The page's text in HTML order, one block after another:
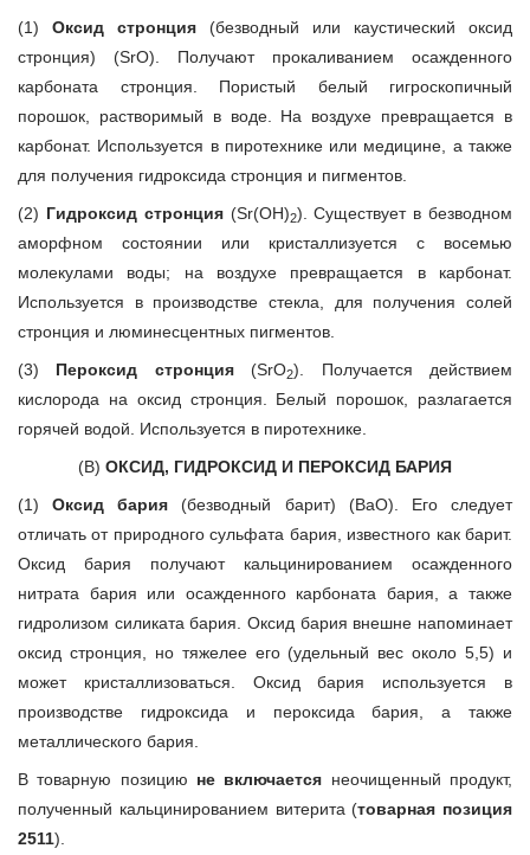
(1) Оксид стронция (безводный или каустический оксид
стронция) (SrO). Получают прокаливанием осажденного
карбоната стронция. Пористый белый гигроскопичный
порошок, растворимый в воде. На воздухе превращается в
карбонат. Используется в пиротехнике или медицине, а также
для получения гидроксида стронция и пигментов.
(2) Гидроксид стронция (Sr(OH)2). Существует в безводном
аморфном состоянии или кристаллизуется с восемью
молекулами воды; на воздухе превращается в карбонат.
Используется в производстве стекла, для получения солей
стронция и люминесцентных пигментов.
(3) Пероксид стронция (SrO2). Получается действием
кислорода на оксид стронция. Белый порошок, разлагается
горячей водой. Используется в пиротехнике.
(В) ОКСИД, ГИДРОКСИД И ПЕРОКСИД БАРИЯ
(1)Оксид бария (безводный барит) (ВаО). Его следует
отличать от природного сульфата бария, известного как барит.
Оксид бария получают кальцинированием осажденного
нитрата бария или осажденного карбоната бария, а также
гидролизом силиката бария. Оксид бария внешне напоминает
оксид стронция, но тяжелее его (удельный вес около 5,5) и
может кристаллизоваться. Оксид бария используется в
производстве гидроксида и пероксида бария, а также
металлического бария.
В товарную позицию не включается неочищенный продукт,
полученный кальцинированием витерита (товарная позиция
2511).